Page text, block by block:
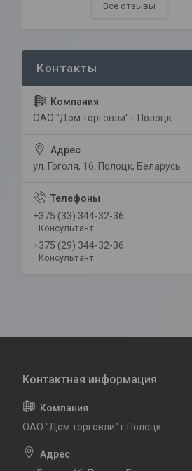
Все отзывы
ОАО "Дом торговли" г.Полоцк
ул. Гоголя, 16, Полоцк, Беларусь
+375 (33) 344-32-36
Консультант
+375 (29) 344-32-36
Консультант
ОАО "Дом торговли" г.Полоцк